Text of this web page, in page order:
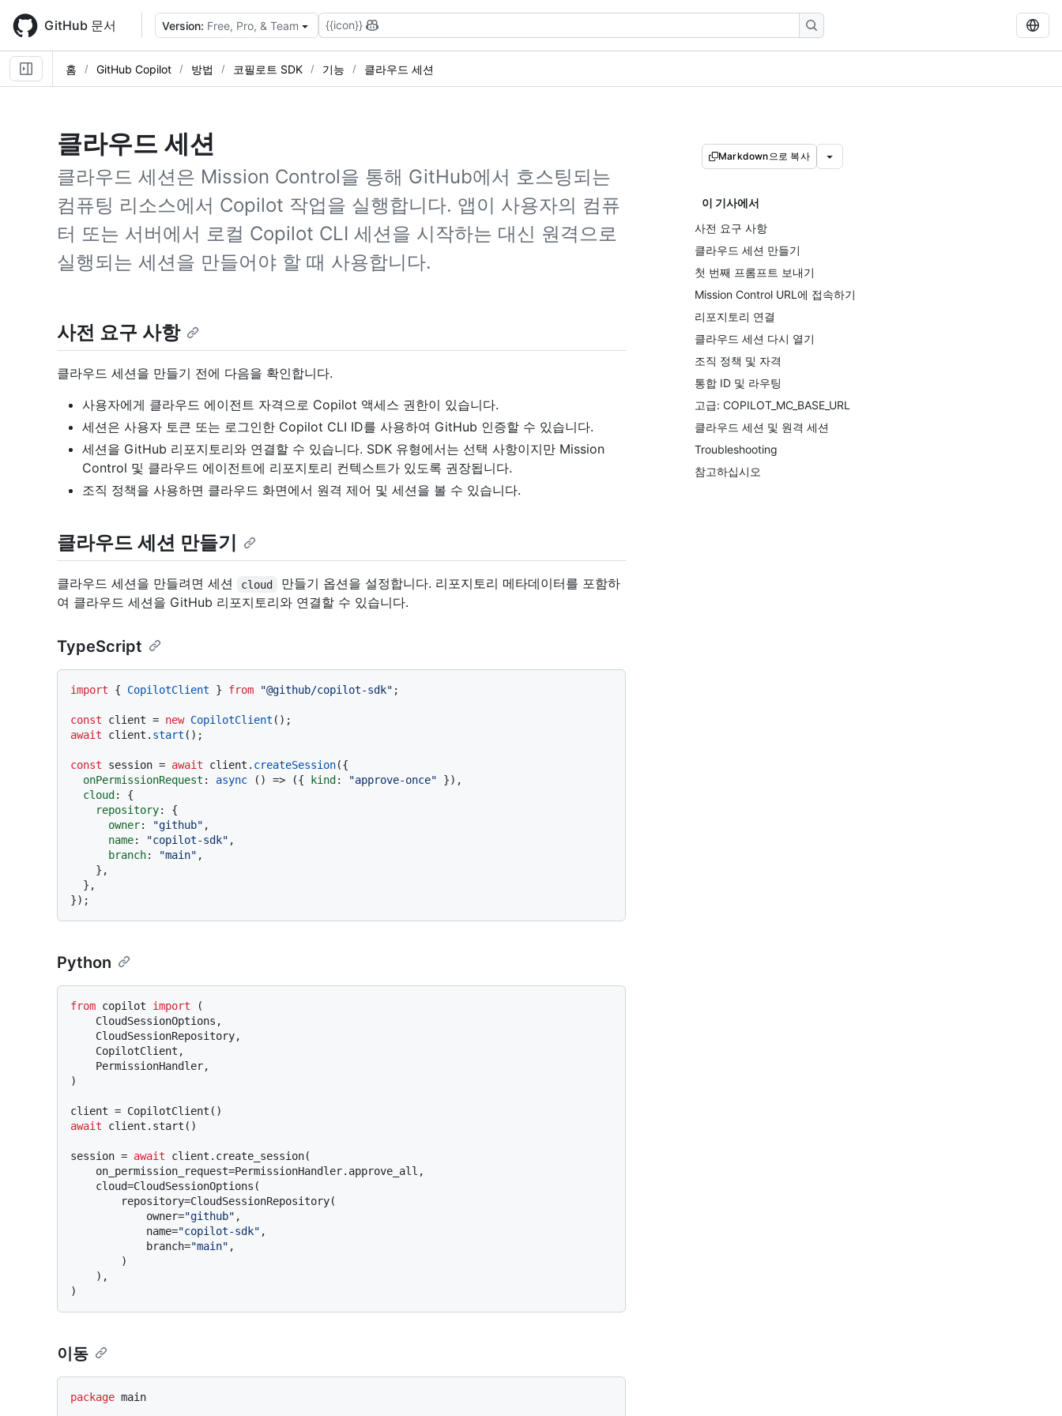
main
content
GitHub 문서 Version: Free, Pro, & Team {{icon}}
홈 GitHub Copilot 방법 코필로트 SDK 기능 클라우드 세션
클라우드 세션
클라우드 세션은 Mission Control을 통해 GitHub에서 호스팅되는
컴퓨팅 리소스에서 Copilot 작업을 실행합니다. 앱이 사용자의 컴퓨
터 또는 서버에서 로컬 Copilot CLI 세션을 시작하는 대신 원격으로
실행되는 세션을 만들어야 할 때 사용합니다.
Markdown으로 복사
이 기사에서
사전 요구 사항
클라우드 세션 만들기
첫 번째 프롬프트 보내기
Mission Control URL에 접속하기
리포지토리 연결
클라우드 세션 다시 열기
조직 정책 및 자격
통합 ID 및 라우팅
고급: COPILOT_MC_BASE_URL
클라우드 세션 및 원격 세션
Troubleshooting
참고하십시오
사전 요구 사항
클라우드 세션을 만들기 전에 다음을 확인합니다.
사용자에게 클라우드 에이전트 자격으로 Copilot 액세스 권한이 있습니다.
세션은 사용자 토큰 또는 로그인한 Copilot CLI ID를 사용하여 GitHub 인증할 수 있습니다.
세션을 GitHub 리포지토리와 연결할 수 있습니다. SDK 유형에서는 선택 사항이지만 Mission
Control 및 클라우드 에이전트에 리포지토리 컨텍스트가 있도록 권장됩니다.
조직 정책을 사용하면 클라우드 화면에서 원격 제어 및 세션을 볼 수 있습니다.
클라우드 세션 만들기
클라우드 세션을 만들려면 세션 cloud
만들기 옵션을 설정합니다. 리포지토리 메타데이터를 포함하
여 클라우드 세션을 GitHub 리포지토리와 연결할 수 있습니다.
TypeScript
import { CopilotClient } from "@github/copilot-sdk" ;
const client = new CopilotClient
await client. start ();
const session = await client. createSession({
onPermissionRequest : async () => ({ kind : "approve-once" }),
cloud : {
repository: {
owner: "github" ,
name: "copilot-sdk" ,
branch: "main" ,
Python
from copilot import (
)
await client.start()
session = await client.create_session(
            owner=
"github" ,
            name=
"copilot-sdk" ,
            branch=
"main" ,
이동
package main